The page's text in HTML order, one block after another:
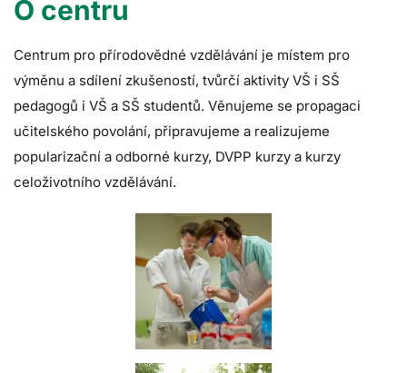
O centru
Centrum pro přírodovědné vzdělávání je místem pro
výměnu a sdílení zkušeností, tvůrčí aktivity VŠ i SŠ
pedagogů i VŠ a SŠ studentů. Věnujeme se propagaci
učitelského povolání, připravujeme a realizujeme
popularizační a odborné kurzy, DVPP kurzy a kurzy
celoživotního vzdělávání.